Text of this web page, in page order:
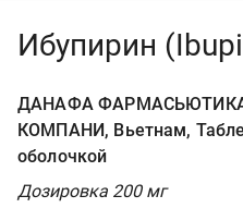
Ибупирин
ДАНАФА
КОМПАНИ, Вьетнам,
оболочкой
Дозировка 200 мг